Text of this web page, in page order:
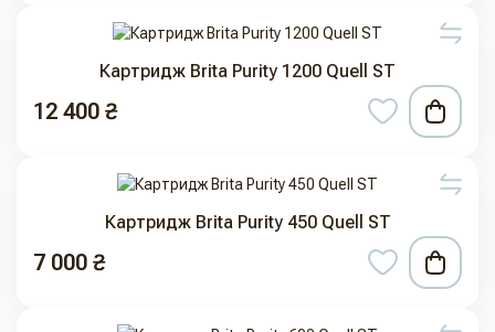
Картридж Brita Purity 1200 Quell ST
12 400 ₴
Картридж Brita Purity 450 Quell ST
7 000 ₴